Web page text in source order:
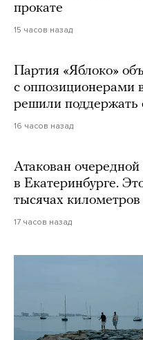
прокате
15 часов назад
Партия «Яблоко»
с оппозиционерами
решили поддержать
16 часов назад
Атакован
в Екатеринбурге.
тысячах
17 часов назад